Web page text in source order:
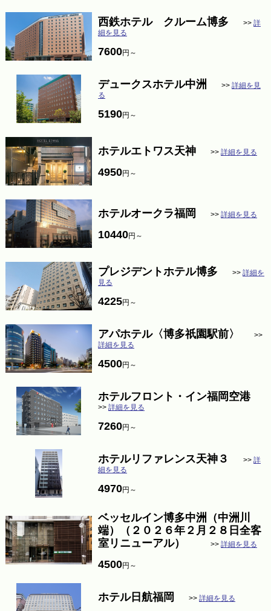
西鉄ホテル クルーム博多 >> 詳
細を見る
7600円～
デュークスホテル中洲 >> 詳細を見
る
5190円～
ホテルエトワス天神 >> 詳細を見る
4950円～
ホテルオークラ福岡 >> 詳細を見る
10440円～
プレジデントホテル博多 >> 詳細を
見る
4225円～
アパホテル〈博多祇園駅前〉
>>
詳細を見る
4500円～
ホテルフロント・イン福岡空港
>> 詳細を見る
7260円～
ホテルリファレンス天神３ >> 詳
細を見る
4970円～
ベッセルイン博多中洲（中洲川
端）（２０２６年２月２８日全客
室リニューアル）
>> 詳細を見る
4500円～
ホテル日航福岡 >> 詳細を見る